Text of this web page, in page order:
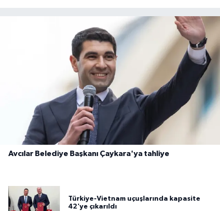
Avcılar Belediye Başkanı Çaykara'ya tahliye
Türkiye-Vietnam uçuşlarında kapasite
42'ye çıkarıldı